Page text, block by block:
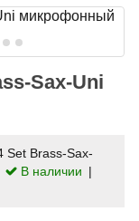
Sax-Uni
Set Brass-Sax-
В наличии